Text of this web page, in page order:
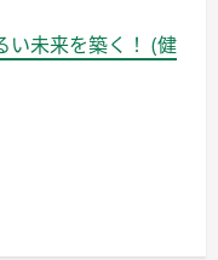
い未来を築く！ (健